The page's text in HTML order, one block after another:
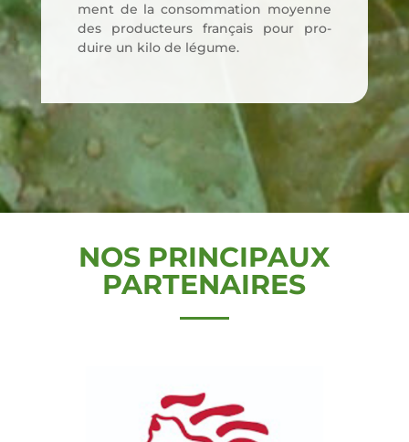
ment de la consom­ma­tion moyenne
des pro­duc­teurs fran­çais pour pro­
duire un kilo de légume.
NOS PRINCIPAUX
PARTENAIRES